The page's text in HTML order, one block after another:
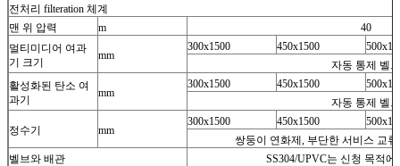
전처리 filteration 체계
맨 위 압력
m
40
멀티미디어 여과
기 크기
mm
300x1500 450x1500
자동 통제 벨브
활성화된 탄소 여
과기
mm
300x1500 450x1500
자동 통제 벨브
정수기 mm
300x1500 450x1500
쌍둥이 연화제, 부단한 서비스 교
벨브와 배관
SS304/UPVC는 신청 목적